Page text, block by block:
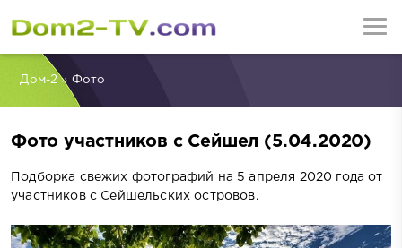
Дом-2» Фото
Фото участников с Сейшел (5.04.2020)
Подборка свежих фотографий на 5 апреля 2020 года от
участников с Сейшельских островов.